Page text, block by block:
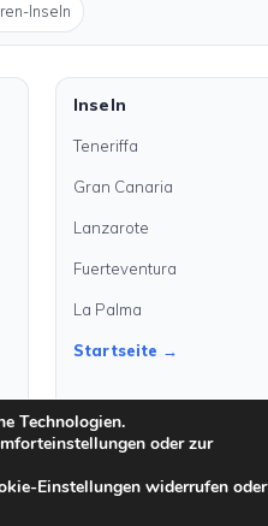
Inseln
Inseln
Teneriffa
Gran Canaria
Lanzarote
Fuerteventura
La Palma
Startseite →
Technologien.
oder zur
Einstellungen widerrufen oder